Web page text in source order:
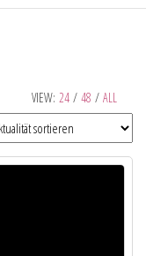
VIEW: 24 / 48 / ALL